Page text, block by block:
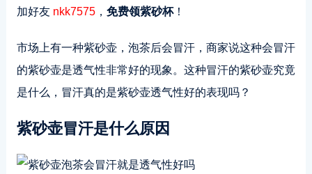
加好友 nkk7575， 免费领紫砂杯！
市场上有一种紫砂壶，泡茶后会冒汗，商家说这种会冒汗
的紫砂壶是透气性非常好的现象。这种冒汗的紫砂壶究竟
是什么，冒汗真的是紫砂壶透气性好的表现吗？
紫砂壶冒汗是什么原因